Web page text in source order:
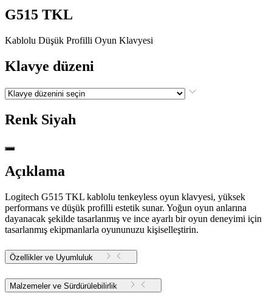
G515 TKL
Kablolu Düşük Profilli Oyun Klavyesi
Klavye düzeni
Renk Siyah
Açıklama
Logitech G515 TKL kablolu tenkeyless oyun klavyesi, yüksek
performans ve düşük profilli estetik sunar. Yoğun oyun anlarına
dayanacak şekilde tasarlanmış ve ince ayarlı bir oyun deneyimi için
tasarlanmış ekipmanlarla oyununuzu kişiselleştirin.
Özellikler ve Uyumluluk
Malzemeler ve Sürdürülebilirlik